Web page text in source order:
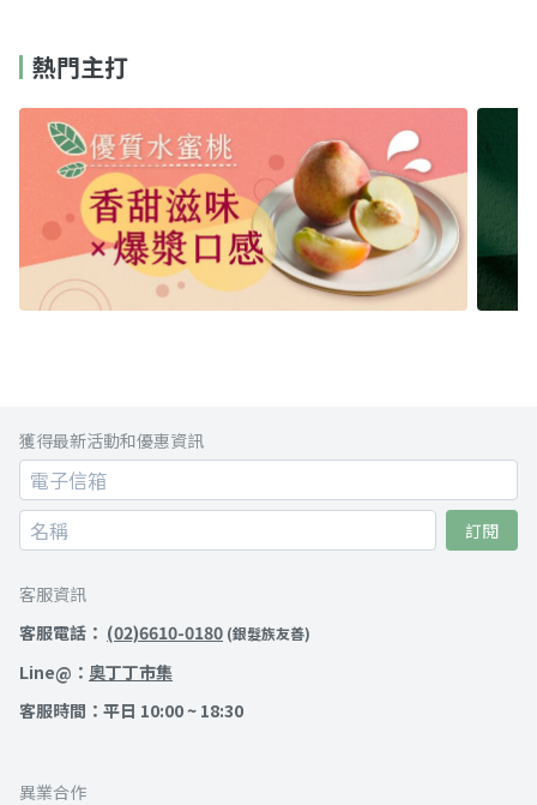
熱門主打
獲得最新活動和優惠資訊
訂閱
客服資訊
客服電話： (02)6610-0180 (銀髮族友善)
Line@： 奧丁丁市集
客服時間：平日 10:00 ~ 18:30
異業合作